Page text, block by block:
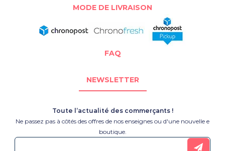
MODE DE LIVRAISON
FAQ
NEWSLETTER
Toute l’actualité des commerçants !
Ne passez pas à côtés des offres de nos enseignes ou d'une nouvelle e
boutique.